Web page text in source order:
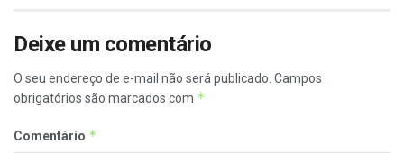
Deixe um comentário
O seu endereço de e-mail não será publicado. Campos
obrigatórios são marcados com *
Comentário *